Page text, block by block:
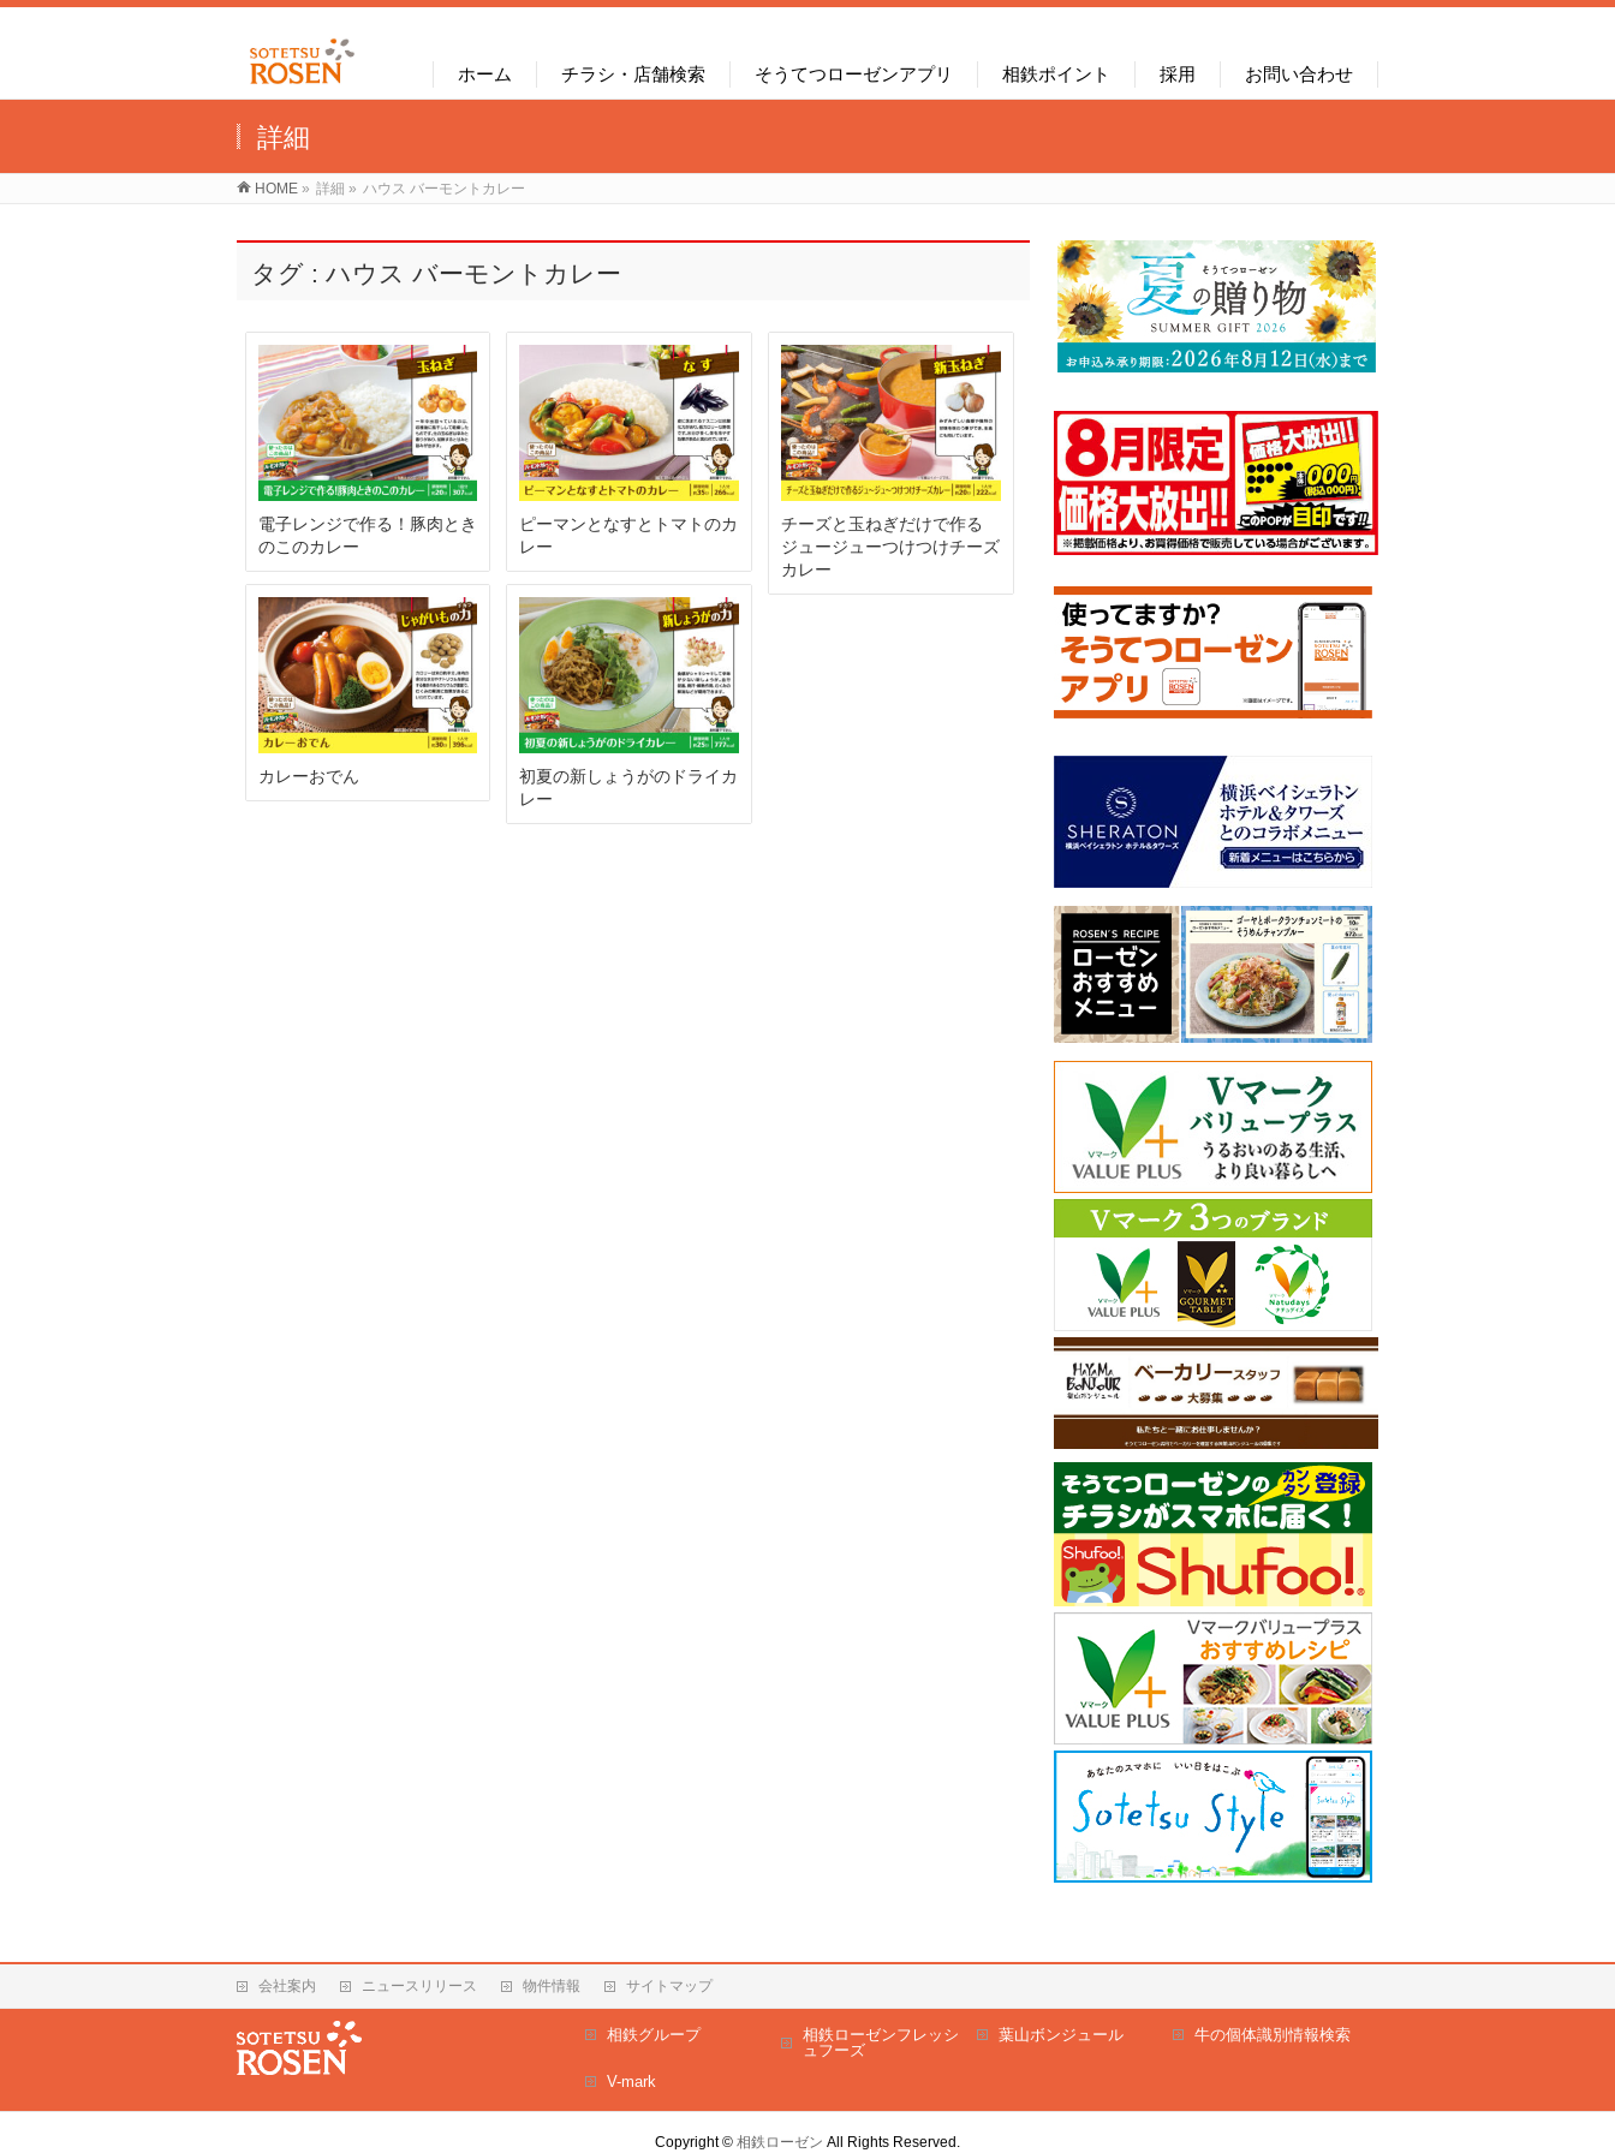
ホーム チラシ・店舗検索 そうてつローゼンアプリ 相鉄ポイント 採用 お問い合わせ
詳細
HOME » 詳細 » ハウス バーモントカレー
タグ : ハウス バーモントカレー
電子レンジで作る！豚肉とき
のこのカレー
ピーマンとなすとトマトのカ
レー
チーズと玉ねぎだけで作る
ジュージューつけつけチーズ
カレー
カレーおでん
初夏の新しょうがのドライカ
レー
会社案内 ニュースリリース 物件情報 サイトマップ
相鉄グループ
相鉄ローゼンフレッシ
ュフーズ
葉山ボンジュール 牛の個体識別情報検索
V-mark
Copyright © 相鉄ローゼン All Rights Reserved.